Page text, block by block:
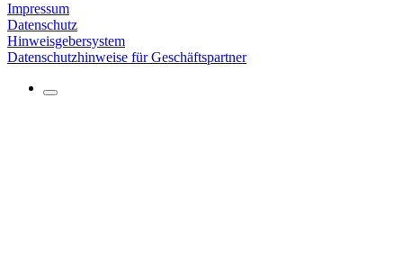
Impressum
Datenschutz
Hinweisgebersystem
Datenschutzhinweise für Geschäftspartner